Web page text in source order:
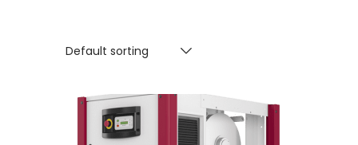
Default sorting